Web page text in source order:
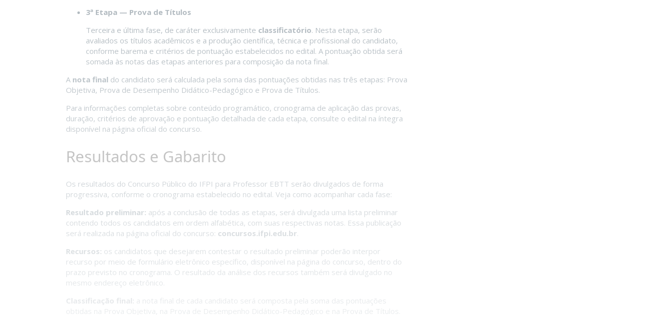
3ª Etapa — Prova de Títulos
Terceira e última fase, de caráter exclusivamente classificatório. Nesta etapa, serão
avaliados os títulos acadêmicos e a produção científica, técnica e profissional do candidato,
conforme barema e critérios de pontuação estabelecidos no edital. A pontuação obtida será
somada às notas das etapas anteriores para composição da nota final.
A nota final do candidato será calculada pela soma das pontuações obtidas nas três etapas: Prova
Objetiva, Prova de Desempenho Didático-Pedagógico e Prova de Títulos.
Para informações completas sobre conteúdo programático, cronograma de aplicação das provas,
duração, critérios de aprovação e pontuação detalhada de cada etapa, consulte o edital na íntegra
disponível na página oficial do concurso.
Resultados e Gabarito
Os resultados do Concurso Público do IFPI para Professor EBTT serão divulgados de forma
progressiva, conforme o cronograma estabelecido no edital. Veja como acompanhar cada fase:
Resultado preliminar: após a conclusão de todas as etapas, será divulgada uma lista preliminar
contendo todos os candidatos em ordem alfabética, com suas respectivas notas. Essa publicação
será realizada na página oficial do concurso: concursos.ifpi.edu.br.
Recursos: os candidatos que desejarem contestar o resultado preliminar poderão interpor
recurso por meio de formulário eletrônico específico, disponível na página do concurso, dentro do
prazo previsto no cronograma. O resultado da análise dos recursos também será divulgado no
mesmo endereço eletrônico.
Classificação final: a nota final de cada candidato será composta pela soma das pontuações